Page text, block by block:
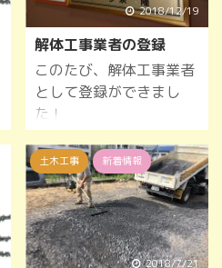
2018/12/19
解体工事業者の登録
このたび、解体工事業者
として登録ができまし
た！
土木工事 新着情報
2018/7/21